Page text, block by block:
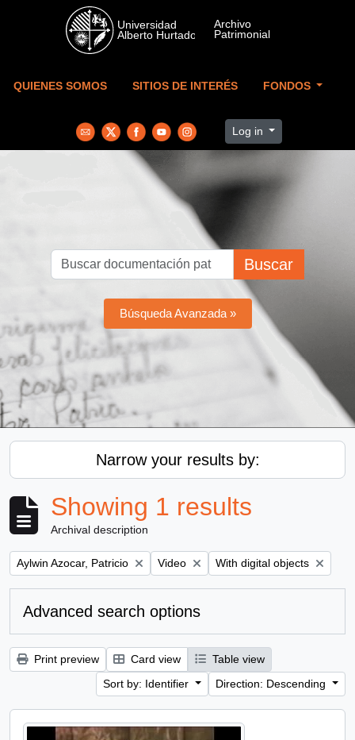
Skip to main content
QUIENES SOMOS SITIOS DE INTERÉS FONDOS
Log in
Buscar
Búsqueda Avanzada »
Narrow your results by:
Showing 1 results
Archival description
Remove filter:
Aylwin Azocar, Patricio Remove filter:
Video Remove filter:
With digital objects
Advanced search options
Print preview Card view
Table view
Sort by: Identifier
Direction: Descending